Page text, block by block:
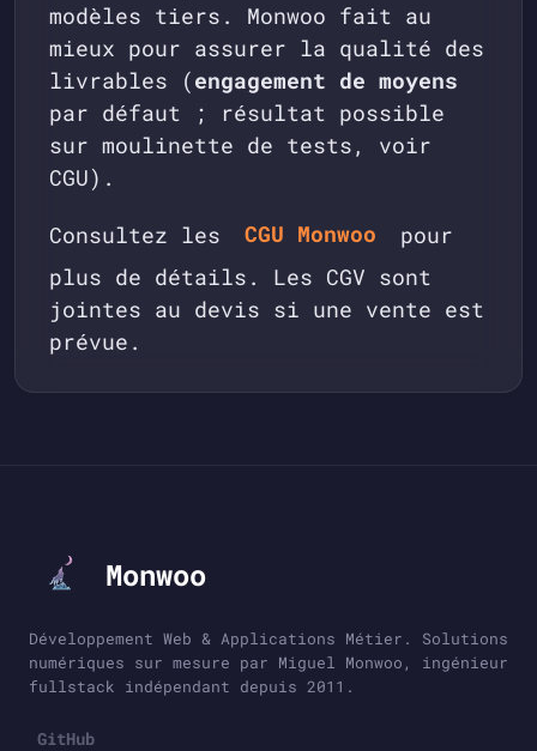
modèles tiers. Monwoo fait au
mieux pour assurer la qualité des
livrables (engagement de moyens
par défaut ; résultat possible
sur moulinette de tests, voir
CGU).
Consultez les CGU Monwoo
pour
plus de détails. Les CGV sont
jointes au devis si une vente est
prévue.
Monwoo
Développement Web & Applications Métier. Solutions
numériques sur mesure par Miguel Monwoo, ingénieur
fullstack indépendant depuis 2011.
GitHub